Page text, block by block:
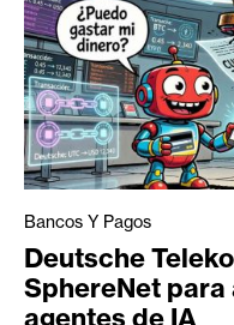
Bancos Y Pagos
Deutsche
SphereNet
agentes de IA